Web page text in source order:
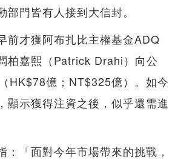
部門皆有人接到大信封。
前才獲阿布扎比主權基金ADQ
柏嘉熙（Patrick Drahi）向公
HK$78億；NT$325億）。如今
顯示獲得注資之後，似乎還需進
：「面對今年市場帶來的挑戰，